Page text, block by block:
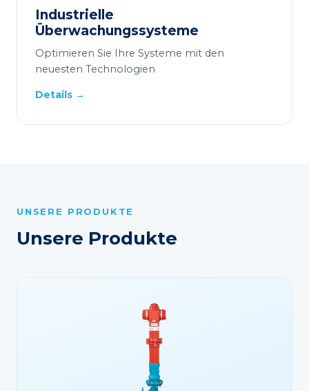
Industrielle
Überwachungssysteme
Optimieren Sie Ihre Systeme mit den
neuesten Technologien
Details →
UNSERE PRODUKTE
Unsere Produkte